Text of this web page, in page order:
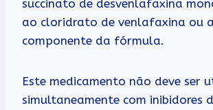
succinato de desvenlafaxina
ao cloridrato de venlafaxina ou
componente da fórmula.
Este medicamento não deve ser
simultaneamente com inibidores